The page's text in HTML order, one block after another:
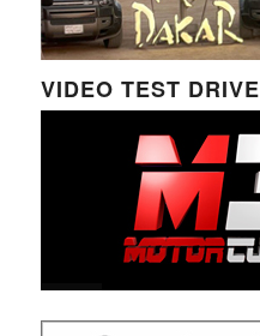
VIDEO TEST DRIVE